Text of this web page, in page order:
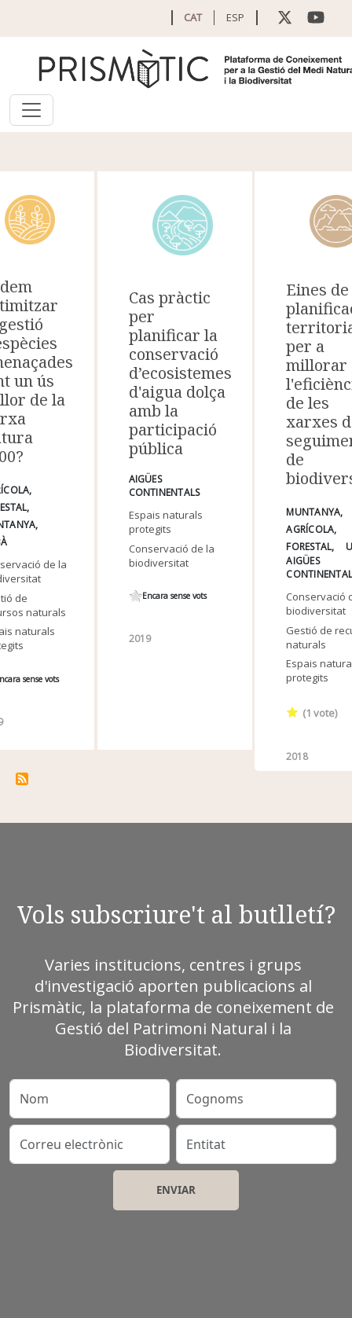
CAT ESP
un ús
de la
de la
de
naturals
naturals
sense vots
Cas pràctic
per
planificar la
conservació
d’ecosistemes
d'aigua dolça
amb la
participació
pública
AIGÜES
CONTINENTALS
Espais naturals
protegits
Conservació de la
biodiversitat
Encara sense vots
2019
Eines de
per a
millorar
de les
xarxes
de
MUNTANYA
AGRÍCOLA
FORESTAL
AIGÜES
Conservació
biodiversitat
Gestió de
naturals
Espais
protegits
(1 vote)
2018
Vols subscriure't al butlletí?
Varies institucions, centres i grups
d'investigació aporten publicacions al
Prismàtic, la plataforma de coneixement de
Gestió del Patrimoni Natural i la
Biodiversitat.
Nom Cognoms
Correu electrònic Entitat